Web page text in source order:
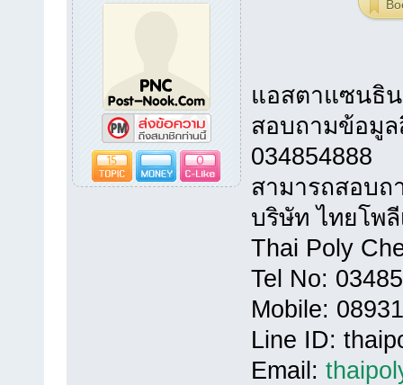
15 0
แอสตาแซนธิ
สอบถามข้อมูล
034854888
สามารถสอบ
บริษัท ไทยโพ
Thai Poly
Tel No:
Mobile:
Line ID:
Email: